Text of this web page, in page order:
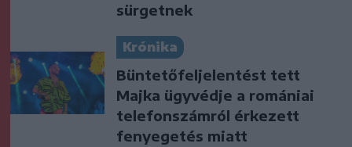
sürgetnek
Krónika
Büntetőfeljelentést tett
Majka ügyvédje a romániai
telefonszámról érkezett
fenyegetés miatt